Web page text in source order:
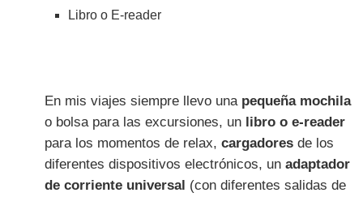
Libro o E-reader
En mis viajes siempre llevo una pequeña mochila
o bolsa para las excursiones, un libro o e-reader
para los momentos de relax, cargadores de los
diferentes dispositivos electrónicos, un adaptador
de corriente universal (con diferentes salidas de